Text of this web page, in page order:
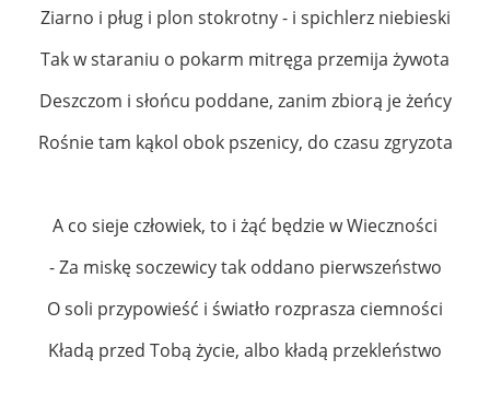
Ziarno i pług i plon stokrotny - i spichlerz niebieski
Tak w staraniu o pokarm mitręga przemija żywota
Deszczom i słońcu poddane, zanim zbiorą je żeńcy
Rośnie tam kąkol obok pszenicy, do czasu zgryzota
A co sieje człowiek, to i żąć będzie w Wieczności
- Za miskę soczewicy tak oddano pierwszeństwo
O soli przypowieść i światło rozprasza ciemności
Kładą przed Tobą życie, albo kładą przekleństwo